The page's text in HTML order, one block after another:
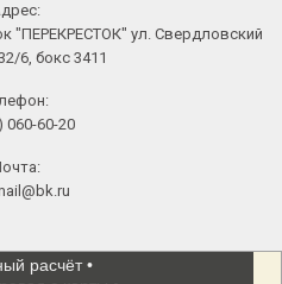
"ПЕРЕКРЕСТОК" ул. Свердловский
6, бокс 3411
060-60-20